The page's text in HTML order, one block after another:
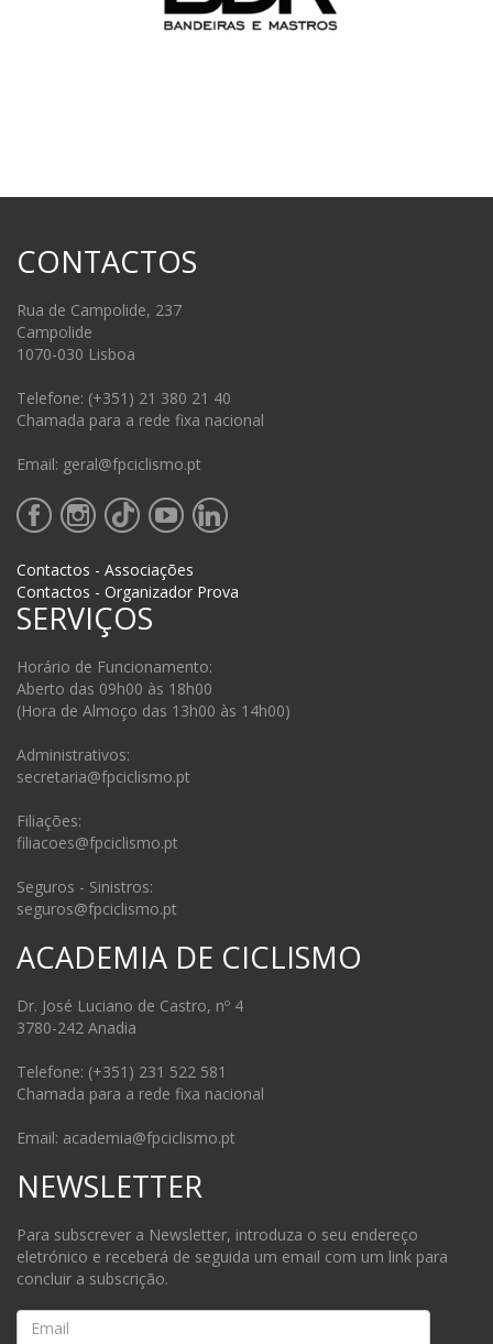
CONTACTOS
Rua de Campolide, 237
Campolide
1070-030 Lisboa
Telefone: (+351) 21 380 21 40
Chamada para a rede fixa nacional
Email: geral@fpciclismo.pt
Contactos - Associações
Contactos - Organizador Prova
SERVIÇOS
Horário de Funcionamento:
Aberto das 09h00 às 18h00
(Hora de Almoço das 13h00 às 14h00)
Administrativos:
secretaria@fpciclismo.pt
Filiações:
filiacoes@fpciclismo.pt
Seguros - Sinistros:
seguros@fpciclismo.pt
ACADEMIA DE CICLISMO
Dr. José Luciano de Castro, nº 4
3780-242 Anadia
Telefone: (+351) 231 522 581
Chamada para a rede fixa nacional
Email: academia@fpciclismo.pt
NEWSLETTER
Para subscrever a Newsletter, introduza o seu endereço
eletrónico e receberá de seguida um email com um link para
concluir a subscrição.
Email